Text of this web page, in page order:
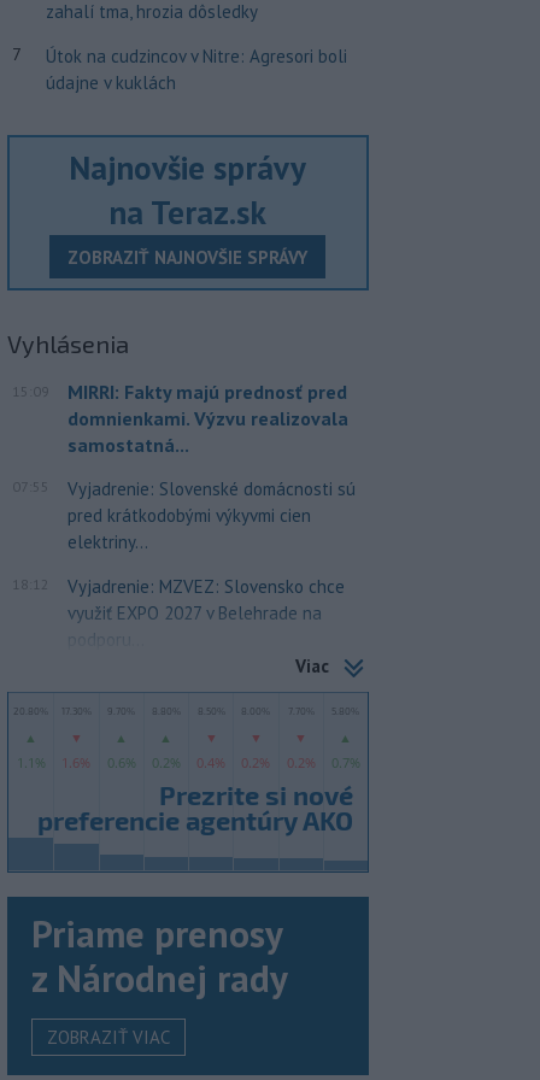
zahalí tma, hrozia dôsledky
7
Útok na cudzincov v Nitre: Agresori boli
údajne v kuklách
Najnovšie správy
na Teraz.sk
ZOBRAZIŤ NAJNOVŠIE SPRÁVY
Vyhlásenia
15:09
MIRRI: Fakty majú prednosť pred
domnienkami. Výzvu realizovala
samostatná...
07:55
Vyjadrenie: Slovenské domácnosti sú
pred krátkodobými výkyvmi cien
elektriny...
18:12
Vyjadrenie: MZVEZ: Slovensko chce
využiť EXPO 2027 v Belehrade na
podporu...
Viac
Priame prenosy
z Národnej rady
ZOBRAZIŤ VIAC